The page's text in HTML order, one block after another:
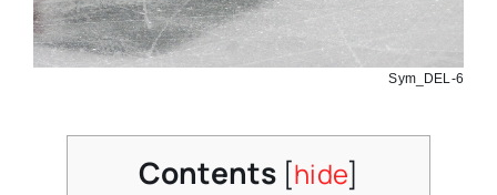
Sym_DEL-6
Contents [hide]